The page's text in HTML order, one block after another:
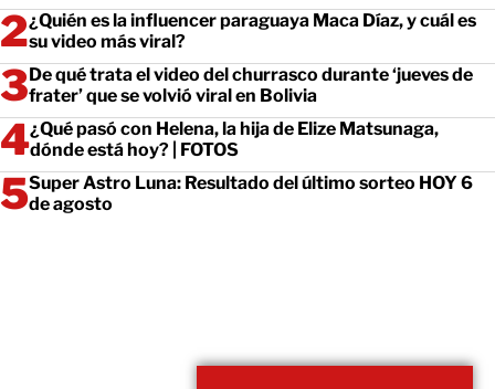
¿Quién es la influencer paraguaya Maca Díaz, y cuál es
su video más viral?
De qué trata el video del churrasco durante ‘jueves de
frater’ que se volvió viral en Bolivia
¿Qué pasó con Helena, la hija de Elize Matsunaga,
dónde está hoy? | FOTOS
Super Astro Luna: Resultado del último sorteo HOY 6
de agosto